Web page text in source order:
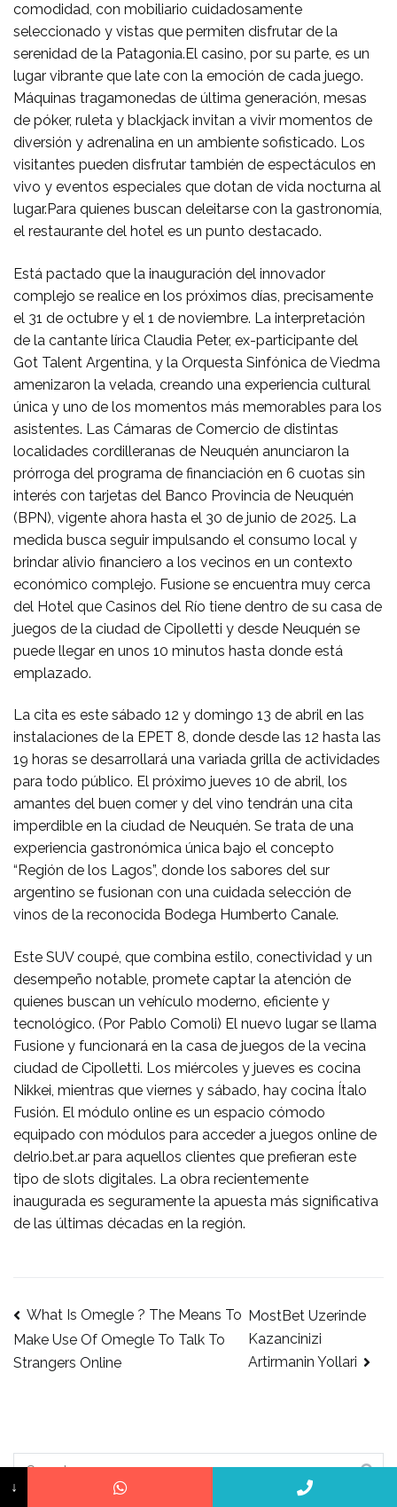
comodidad, con mobiliario cuidadosamente
seleccionado y vistas que permiten disfrutar de la
serenidad de la Patagonia.El casino, por su parte, es un
lugar vibrante que late con la emoción de cada juego.
Máquinas tragamonedas de última generación, mesas
de póker, ruleta y blackjack invitan a vivir momentos de
diversión y adrenalina en un ambiente sofisticado. Los
visitantes pueden disfrutar también de espectáculos en
vivo y eventos especiales que dotan de vida nocturna al
lugar.Para quienes buscan deleitarse con la gastronomía,
el restaurante del hotel es un punto destacado.
Está pactado que la inauguración del innovador
complejo se realice en los próximos días, precisamente
el 31 de octubre y el 1 de noviembre. La interpretación
de la cantante lírica Claudia Peter, ex-participante del
Got Talent Argentina, y la Orquesta Sinfónica de Viedma
amenizaron la velada, creando una experiencia cultural
única y uno de los momentos más memorables para los
asistentes. Las Cámaras de Comercio de distintas
localidades cordilleranas de Neuquén anunciaron la
prórroga del programa de financiación en 6 cuotas sin
interés con tarjetas del Banco Provincia de Neuquén
(BPN), vigente ahora hasta el 30 de junio de 2025. La
medida busca seguir impulsando el consumo local y
brindar alivio financiero a los vecinos en un contexto
económico complejo. Fusione se encuentra muy cerca
del Hotel que Casinos del Río tiene dentro de su casa de
juegos de la ciudad de Cipolletti y desde Neuquén se
puede llegar en unos 10 minutos hasta donde está
emplazado.
La cita es este sábado 12 y domingo 13 de abril en las
instalaciones de la EPET 8, donde desde las 12 hasta las
19 horas se desarrollará una variada grilla de actividades
para todo público. El próximo jueves 10 de abril, los
amantes del buen comer y del vino tendrán una cita
imperdible en la ciudad de Neuquén. Se trata de una
experiencia gastronómica única bajo el concepto
“Región de los Lagos”, donde los sabores del sur
argentino se fusionan con una cuidada selección de
vinos de la reconocida Bodega Humberto Canale.
Este SUV coupé, que combina estilo, conectividad y un
desempeño notable, promete captar la atención de
quienes buscan un vehículo moderno, eficiente y
tecnológico. (Por Pablo Comoli) El nuevo lugar se llama
Fusione y funcionará en la casa de juegos de la vecina
ciudad de Cipolletti. Los miércoles y jueves es cocina
Nikkei, mientras que viernes y sábado, hay cocina Ítalo
Fusión. El módulo online es un espacio cómodo
equipado con módulos para acceder a juegos online de
delrio.bet.ar para aquellos clientes que prefieran este
tipo de slots digitales. La obra recientemente
inaugurada es seguramente la apuesta más significativa
de las últimas décadas en la región.
What Is Omegle ? The Means To
Make Use Of Omegle To Talk To
Strangers Online
MostBet Uzerinde
Kazancinizi
Artirmanin Yollari
↓